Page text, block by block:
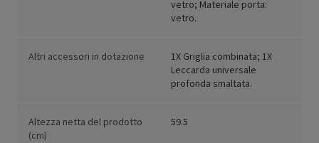
vetro; Materiale porta:
vetro.
Altri accessori in dotazione
1X Griglia combinata; 1X
Leccarda universale
profonda smaltata.
Altezza netta del prodotto
(cm)
59.5